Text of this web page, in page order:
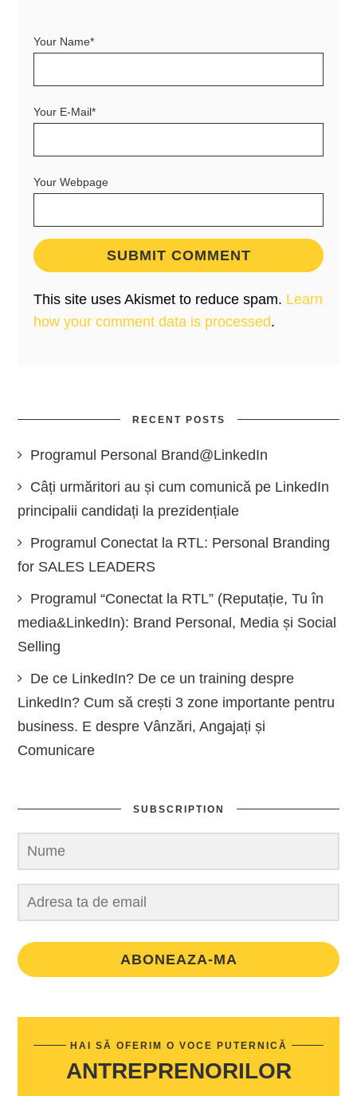
Your Name*
Your E-Mail*
Your Webpage
This site uses Akismet to reduce spam. Learn
how your comment data is processed.
RECENT POSTS
Programul Personal Brand@LinkedIn
Câți urmăritori au și cum comunică pe LinkedIn
principalii candidați la prezidențiale
Programul Conectat la RTL: Personal Branding
for SALES LEADERS
Programul “Conectat la RTL” (Reputație, Tu în
media&LinkedIn): Brand Personal, Media și Social
Selling
De ce LinkedIn? De ce un training despre
LinkedIn? Cum să crești 3 zone importante pentru
business. E despre Vânzări, Angajați și
Comunicare
SUBSCRIPTION
ABONEAZA-MA
HAI SĂ OFERIM O VOCE PUTERNICĂ
ANTREPRENORILOR